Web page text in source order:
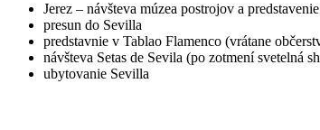
Jerez – návšteva múzea postrojov a
presun do Sevilla
predstavnie v Tablao Flamenco (vrátane
návšteva Setas de Sevila (po zotmení svetelná
ubytovanie Sevilla